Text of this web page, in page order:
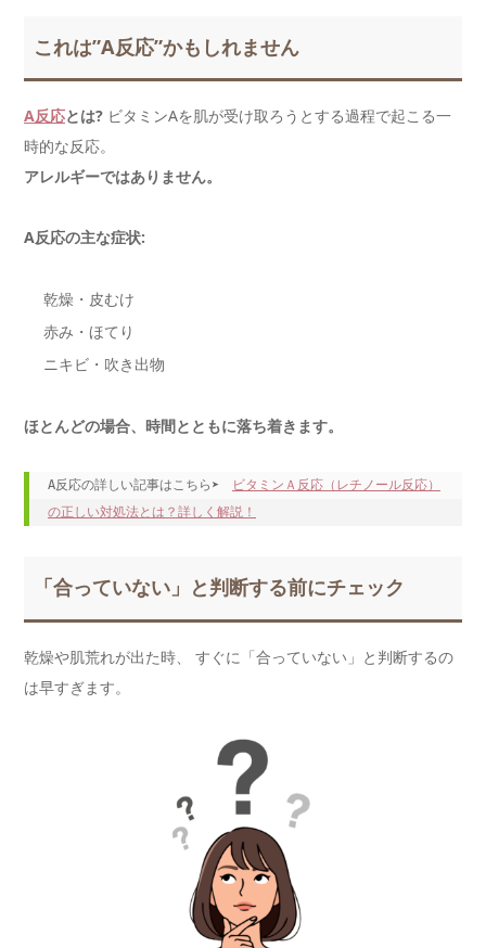
これは”A反応”かもしれません
A反応とは? ビタミンAを肌が受け取ろうとする過程で起こる一
時的な反応。
アレルギーではありません。
A反応の主な症状:
乾燥・皮むけ
赤み・ほてり
ニキビ・吹き出物
ほとんどの場合、時間とともに落ち着きます。
A反応の詳しい記事はこちら➤
ビタミンＡ反応（レチノール反応）
の正しい対処法とは？詳しく解説！
「合っていない」と判断する前にチェック
乾燥や肌荒れが出た時、 すぐに「合っていない」と判断するの
は早すぎます。